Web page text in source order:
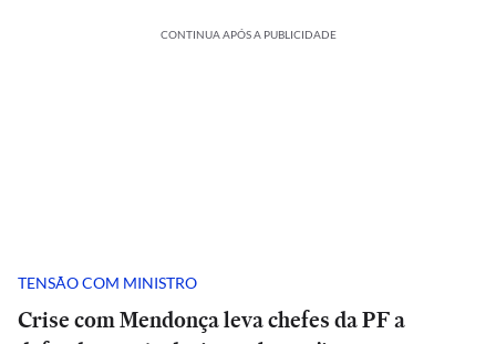
CONTINUA APÓS A PUBLICIDADE
TENSÃO COM MINISTRO
Crise com Mendonça leva chefes da PF a